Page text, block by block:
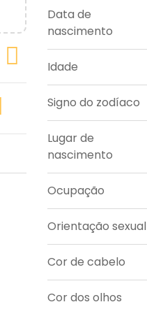
Data de
nascimento
Idade
Signo do zodíaco
Lugar de
nascimento
Ocupação
Orientação sexual
Cor de cabelo
Cor dos olhos